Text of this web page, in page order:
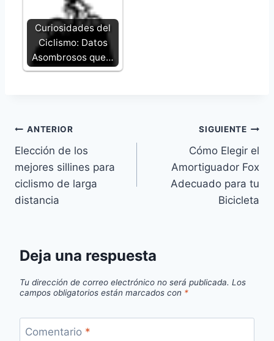
Curiosidades del
Ciclismo: Datos
Asombrosos que…
Navegación
de
entradas
ANTERIOR
Elección de los
mejores sillines para
ciclismo de larga
distancia
SIGUIENTE
Cómo Elegir el
Amortiguador Fox
Adecuado para tu
Bicicleta
Deja una respuesta
Tu dirección de correo electrónico no será publicada. Los
campos obligatorios están marcados con *
Comentario *